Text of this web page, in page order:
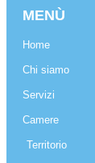
MENÙ
Home
Chi siamo
Servizi
Camere
Territorio